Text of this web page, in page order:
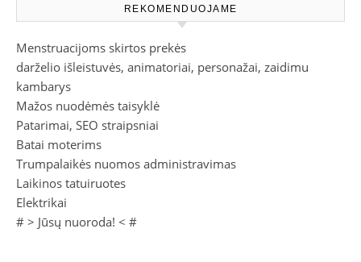
REKOMENDUOJAME
Menstruacijoms skirtos prekės
darželio išleistuvės, animatoriai, personažai, zaidimu
kambarys
Mažos nuodėmės taisyklė
Patarimai, SEO straipsniai
Batai moterims
Trumpalaikės nuomos administravimas
Laikinos tatuiruotes
Elektrikai
# > Jūsų nuoroda! < #